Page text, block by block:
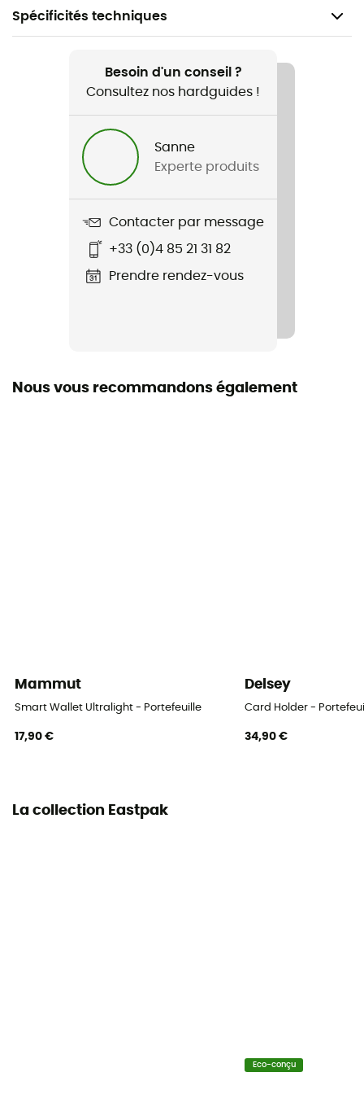
Spécificités techniques
Voyage / Lifestyle
Homme / Femme
Nom du produit
Besoin d'un conseil ?
Consultez nos hardguides !
Sanne
Experte produits
Contacter par message
+33 (0)4 85 21 31 82
Prendre rendez-vous
Nous vous recommandons également
Mammut
Smart Wallet Ultralight - Portefeuille
17,90 €
Delsey
Card Holder -
34,90 €
La collection Eastpak
Eco-conçu